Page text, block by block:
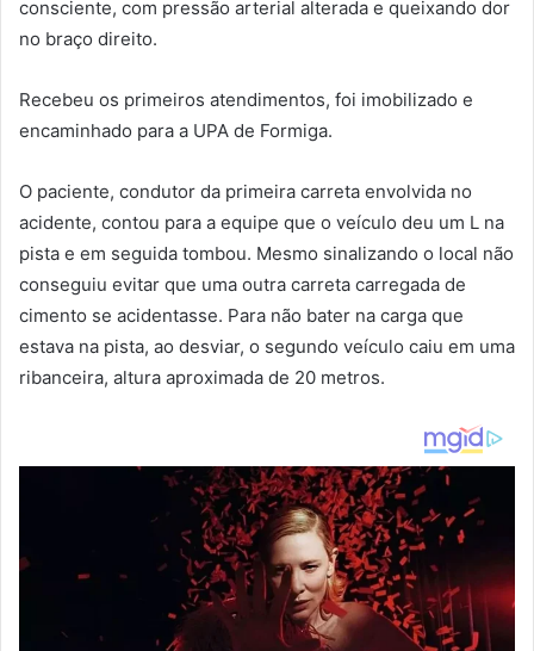
consciente, com pressão arterial alterada e queixando dor
no braço direito.
Recebeu os primeiros atendimentos, foi imobilizado e
encaminhado para a UPA de Formiga.
O paciente, condutor da primeira carreta envolvida no
acidente, contou para a equipe que o veículo deu um L na
pista e em seguida tombou. Mesmo sinalizando o local não
conseguiu evitar que uma outra carreta carregada de
cimento se acidentasse. Para não bater na carga que
estava na pista, ao desviar, o segundo veículo caiu em uma
ribanceira, altura aproximada de 20 metros.